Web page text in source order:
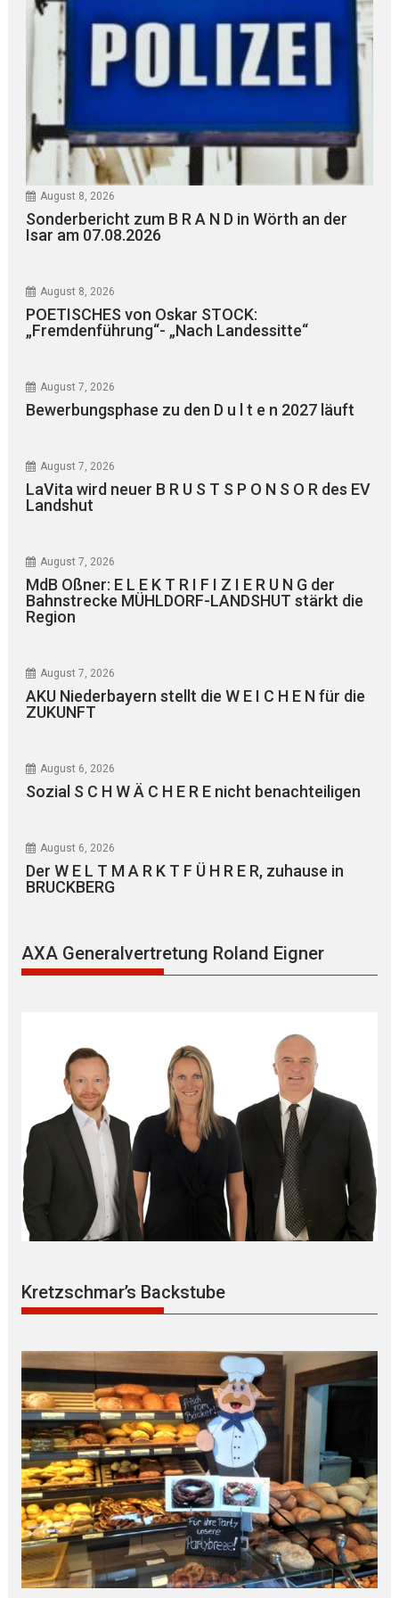
August 8, 2026
Sonderbericht zum B R A N D in Wörth an der
Isar am 07.08.2026
August 8, 2026
POETISCHES von Oskar STOCK:
„Fremdenführung“- „Nach Landessitte“
August 7, 2026
Bewerbungsphase zu den D u l t e n 2027 läuft
August 7, 2026
LaVita wird neuer B R U S T S P O N S O R des EV
Landshut
August 7, 2026
MdB Oßner: E L E K T R I F I Z I E R U N G der
Bahnstrecke MÜHLDORF-LANDSHUT stärkt die
Region
August 7, 2026
AKU Niederbayern stellt die W E I C H E N für die
ZUKUNFT
August 6, 2026
Sozial S C H W Ä C H E R E nicht benachteiligen
August 6, 2026
Der W E L T M A R K T F Ü H R E R, zuhause in
BRUCKBERG
AXA Generalvertretung Roland Eigner
Kretzschmar’s Backstube